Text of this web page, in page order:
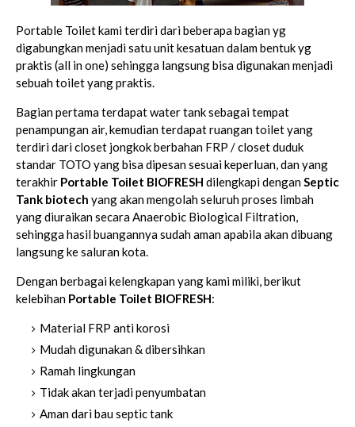
Portable Toilet kami terdiri dari beberapa bagian yg
digabungkan menjadi satu unit kesatuan dalam bentuk yg
praktis (all in one) sehingga langsung bisa digunakan menjadi
sebuah toilet yang praktis.
Bagian pertama terdapat water tank sebagai tempat
penampungan air, kemudian terdapat ruangan toilet yang
terdiri dari closet jongkok berbahan FRP / closet duduk
standar TOTO yang bisa dipesan sesuai keperluan, dan yang
terakhir Portable Toilet BIOFRESH dilengkapi denganSeptic
Tank biotech yang akan mengolah seluruh proses limbah
yang diuraikan secara Anaerobic Biological Filtration,
sehingga hasil buangannya sudah aman apabila akan dibuang
langsung ke saluran kota.
Dengan berbagai kelengkapan yang kami miliki, berikut
kelebihan Portable Toilet BIOFRESH:
Material FRP anti korosi​
Mudah digunakan & dibersihkan​
Ramah lingkungan
Tidak akan terjadi penyumbatan​
Aman dari bau septic tank